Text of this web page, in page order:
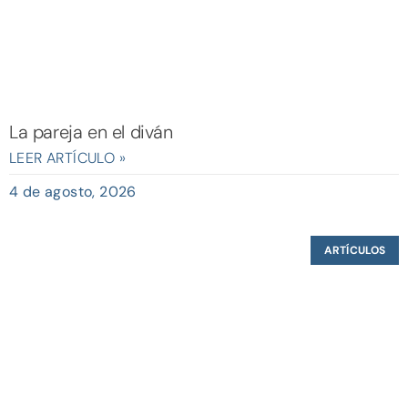
La pareja en el diván
LEER ARTÍCULO »
4 de agosto, 2026
ARTÍCULOS